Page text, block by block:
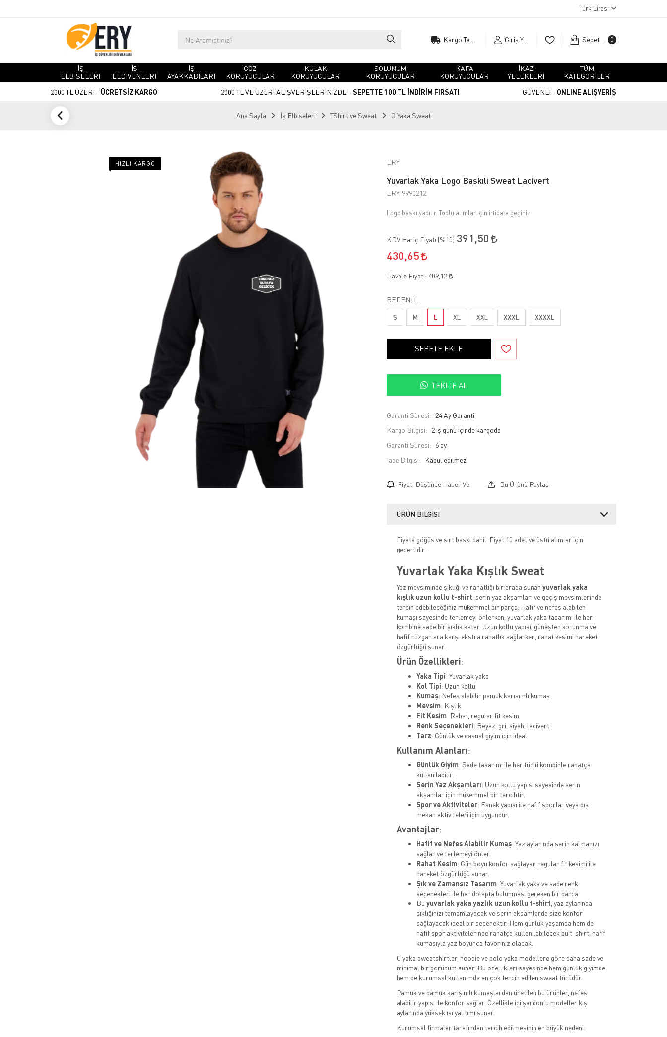
Türk Lirası
Giriş Yap Sepetim 0
İŞ
ELBİSELERİ
İŞ
ELDİVENLERİ
İŞ
AYAKKABILARI
GÖZ
KORUYUCULAR
KULAK
KORUYUCULAR
SOLUNUM
KORUYUCULAR
KAFA
KORUYUCULAR
İKAZ
YELEKLERİ
TÜM
KATEGORİLER
2000 TL ÜZERİ - ÜCRETSİZ KARGO 2000 TL VE ÜZERİ ALIŞVERİŞLERİNİZDE - SEPETTE 100 TL İNDİRİM FIRSATI GÜVENLİ - ONLINE ALIŞVERİŞ
Ana Sayfa İş Elbiseleri TShirt ve Sweat O Yaka Sweat
HIZLI KARGO ERY
Yuvarlak Yaka Logo Baskılı Sweat Lacivert
ERY-9990212
Logo baskı yapılır. Toplu alımlar için irtibata geçiniz.
KDV Hariç Fiyatı (%10):391,50
430,65
Havale Fiyatı: 409,12
BEDEN: L
S M L XL XXL XXXL XXXXL
SEPETE EKLE
TEKLIF AL
Garanti Süresi: 24 Ay Garanti
Kargo Bilgisi: 2 iş günü içinde kargoda
Garanti Süresi: 6 ay
İade Bilgisi:
Fiyatı Düşünce Haber Ver Bu Ürünü Paylaş
ÜRÜN BILGISI
Fiyata göğüs ve sırt baskı dahil. Fiyat 10 adet ve üstü alımlar için
geçerlidir.
Yuvarlak Yaka Kışlık Sweat
Yaz mevsiminde şıklığı ve rahatlığı bir arada sunan yuvarlak yaka
kışlık uzun kollu t-shirt , serin yaz akşamları ve geçiş mevsimlerinde
tercih edebileceğiniz mükemmel bir parça. Hafif ve nefes alabilen
kumaşı sayesinde terlemeyi önlerken, yuvarlak yaka tasarımı ile her
kombine sade bir şıklık katar. Uzun kollu yapısı, güneşten korunma ve
hafif rüzgarlara karşı ekstra rahatlık sağlarken, rahat kesimi hareket
özgürlüğü sunar.
Ürün Özellikleri:
Yaka Tipi: Yuvarlak yaka
Kol Tipi: Uzun kollu
Kumaş: Nefes alabilir pamuk karışımlı kumaş
Mevsim: Kışlık
Fit Kesim: Rahat, regular fit kesim
Renk Seçenekleri: Beyaz, gri, siyah, lacivert
Tarz: Günlük ve casual giyim için ideal
Kullanım Alanları:
Günlük Giyim: Sade tasarımı ile her türlü kombinle rahatça
kullanılabilir.
Serin Yaz Akşamları: Uzun kollu yapısı sayesinde serin
akşamlar için mükemmel bir tercihtir.
Spor ve Aktiviteler: Esnek yapısı ile hafif sporlar veya dış
mekan aktiviteleri için uygundur.
Avantajlar:
Hafif ve Nefes Alabilir Kumaş: Yaz aylarında serin kalmanızı
sağlar ve terlemeyi önler.
Rahat Kesim: Gün boyu konfor sağlayan regular fit kesimi ile
hareket özgürlüğü sunar.
Şık ve Zamansız Tasarım: Yuvarlak yaka ve sade renk
seçenekleri ile her dolapta bulunması gereken bir parça.
Bu yuvarlak yaka yazlık uzun kollu t-shirt , yaz aylarında
şıklığınızı tamamlayacak ve serin akşamlarda size konfor
sağlayacak ideal bir seçenektir. Hem günlük yaşamda hem de
hafif spor aktivitelerinde rahatça kullanılabilecek bu t-shirt, hafif
kumaşıyla yaz boyunca favoriniz olacak.
O yaka sweatshirtler, hoodie ve polo yaka modellere göre daha sade ve
minimal bir görünüm sunar. Bu özellikleri sayesinde hem günlük giyimde
hem de kurumsal kullanımda en çok tercih edilen sweat türüdür.
Pamuk ve pamuk karışımlı kumaşlardan üretilen bu ürünler, nefes
alabilir yapısı ile konfor sağlar. Özellikle içi şardonlu modeller kış
aylarında yüksek ısı yalıtımı sunar.
Kurumsal firmalar tarafından tercih edilmesinin en büyük nedeni: